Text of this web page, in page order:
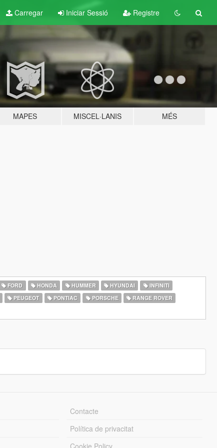
Carregar Iniciar Sessió Registre
MAPES MISCEL·LANIS MÉS
FORD HONDA HUMMER HYUNDAI
INFINITI
PEUGEOT PONTIAC PORSCHE
RANGE ROVER
Contacte
Política de privacitat
Cookie Policy